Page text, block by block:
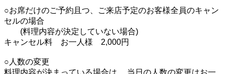
○お席だけのご予約且つ、ご来店予定のお客様全員のキャン
セルの場合
(料理内容が決定していない場合)
キャンセル料 お一人様 2,000円
○人数の変更
料理内容が決まっている場合は、 当日の人数の変更はお一